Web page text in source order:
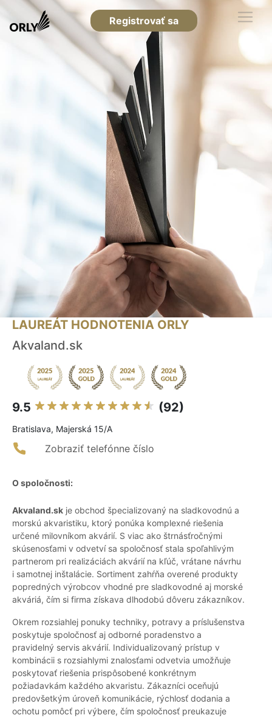
Registrovať sa
LAUREÁT HODNOTENIA ORLY
Akvaland.sk
9.5 (92)
Bratislava, Majerská 15/A
Zobraziť telefónne číslo
O spoločnosti:
Akvaland.sk je obchod špecializovaný na sladkovodnú a
morskú akvaristiku, ktorý ponúka komplexné riešenia
určené milovníkom akvárií. S viac ako štrnásťročnými
skúsenosťami v odvetví sa spoločnosť stala spoľahlivým
partnerom pri realizáciách akvárií na kľúč, vrátane návrhu
i samotnej inštalácie. Sortiment zahŕňa overené produkty
popredných výrobcov vhodné pre sladkovodné aj morské
akváriá, čím si firma získava dlhodobú dôveru zákazníkov.
Okrem rozsiahlej ponuky techniky, potravy a príslušenstva
poskytuje spoločnosť aj odborné poradenstvo a
pravidelný servis akvárií. Individualizovaný prístup v
kombinácii s rozsiahlymi znalosťami odvetvia umožňuje
poskytovať riešenia prispôsobené konkrétnym
požiadavkám každého akvaristu. Zákazníci oceňujú
predovšetkým úroveň komunikácie, rýchlosť dodania a
ochotu pomôcť pri výbere, čím spoločnosť preukazuje